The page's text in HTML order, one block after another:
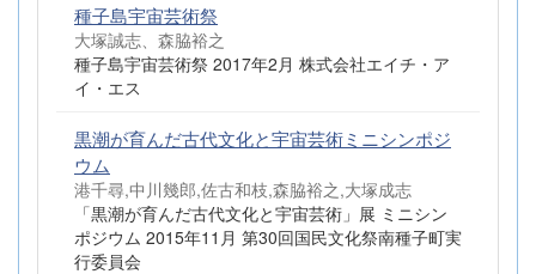
種子島宇宙芸術祭
大塚誠志、森脇裕之
種子島宇宙芸術祭 2017年2月 株式会社エイチ・ア
イ・エス
黒潮が育んだ古代文化と宇宙芸術ミニシンポジ
ウム
港千尋,中川幾郎,佐古和枝,森脇裕之,大塚成志
「黒潮が育んだ古代文化と宇宙芸術」展 ミニシン
ポジウム 2015年11月 第30回国民文化祭南種子町実
行委員会